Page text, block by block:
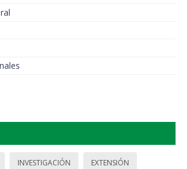
INVESTIGACIÓN EXTENSIÓN